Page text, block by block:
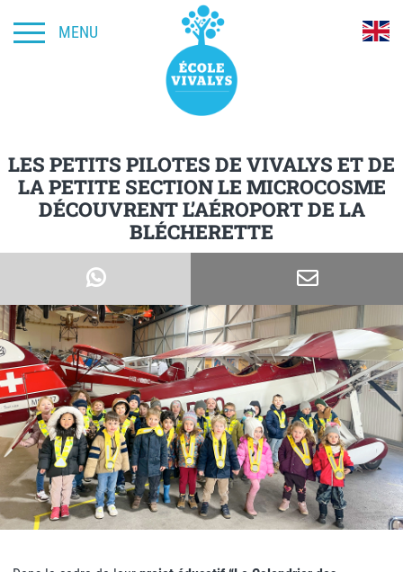
MENU
LES PETITS PILOTES DE VIVALYS ET DE
LA PETITE SECTION LE MICROCOSME
DÉCOUVRENT L’AÉROPORT DE LA
BLÉCHERETTE